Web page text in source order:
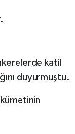
katil
duyurmuştu.